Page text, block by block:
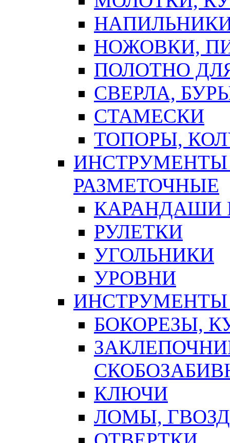
НОЖОВКИ,
ПОЛОТНО
СВЕРЛА,
СТАМЕСКИ
ТОПОРЫ,
ИНСТРУМЕНТЫ
РАЗМЕТОЧНЫЕ
КАРАНДАШИ
РУЛЕТКИ
УГОЛЬНИКИ
УРОВНИ
БОКОРЕЗЫ,
КЛЮЧИ
ЛОМЫ,